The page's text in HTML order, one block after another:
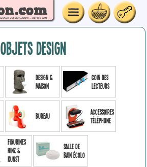
OBJETS DESIGN
Design &
Maison
Coin des
lecteurs
Bureau
Accessoires
téléphone
Figurines
Hinz &
Kunst
Salle de
bain écolo